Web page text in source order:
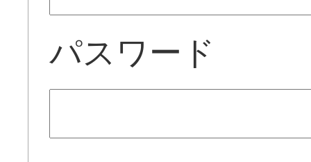
パスワード